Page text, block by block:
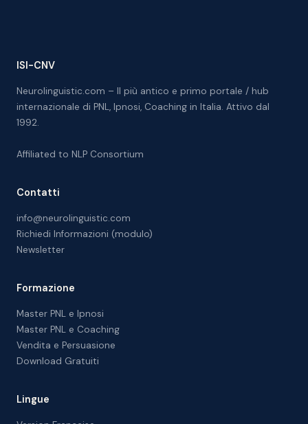
ISI-CNV
Neurolinguistic.com – Il più antico e primo portale / hub
internazionale di PNL, Ipnosi, Coaching in Italia. Attivo dal
1992.
Affiliated to NLP Consortium
Contatti
info@neurolinguistic.com
Richiedi Informazioni (modulo)
Newsletter
Formazione
Master PNL e Ipnosi
Master PNL e Coaching
Vendita e Persuasione
Download Gratuiti
Lingue